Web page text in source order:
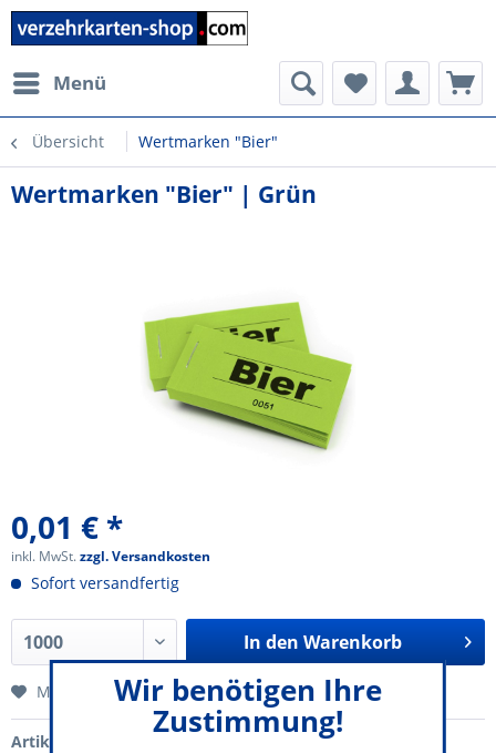
Menü
Übersicht Wertmarken "Bier"
Wertmarken "Bier" | Grün
0,01 € *
inkl. MwSt.zzgl. Versandkosten
Sofort versandfertig
In den Warenkorb
Merken
Artikel-Nr.:
Wir benötigen Ihre
Zustimmung!